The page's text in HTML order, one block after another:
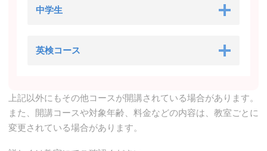
中学生
英検コース
上記以外にもその他コースが開講されている場合があります。
また、開講コースや対象年齢、料金などの内容は、教室ごとに
変更されている場合があります。